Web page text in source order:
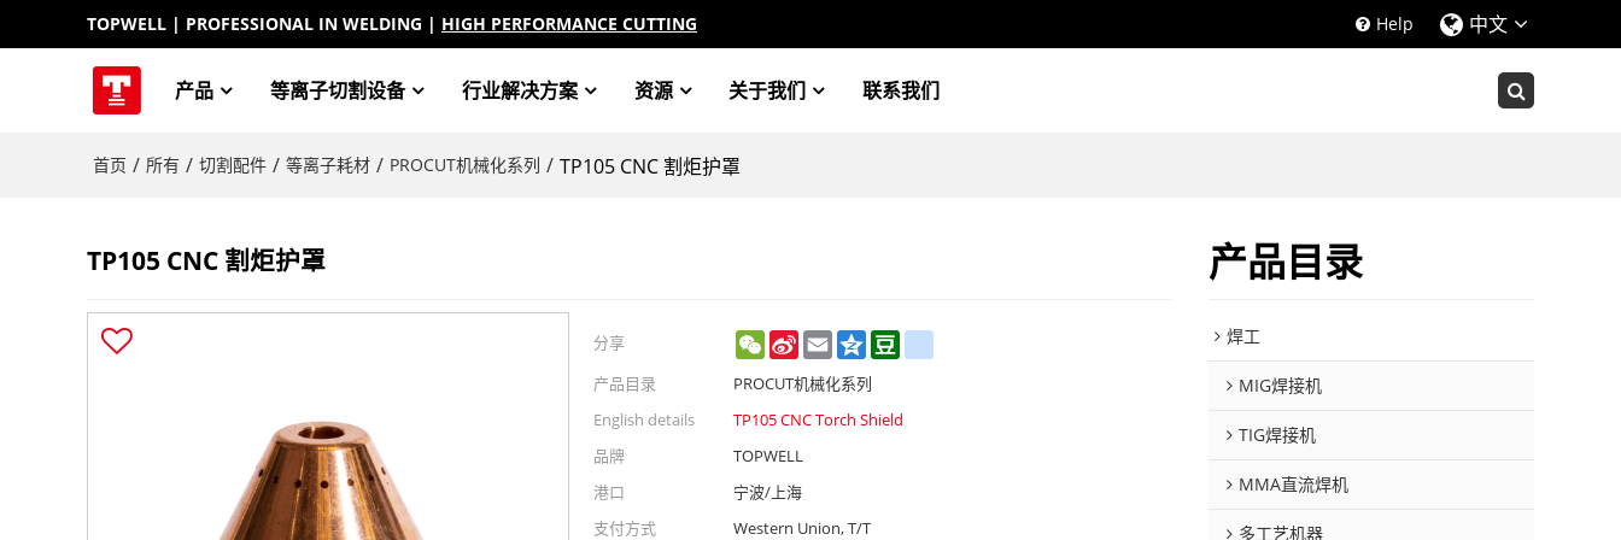
TOPWELL | PROFESSIONAL IN WELDING | HIGH PERFORMANCE CUTTING Help 中文
产品 等离子切割设备 行业解决方案 资源 关于我们 联系我们
首页 / 所有 / 切割配件 / 等离子耗材 / PROCUT机械化系列 / TP105 CNC 割炬护罩
TP105 CNC 割炬护罩
分享 WeChat
Sina
Weibo
Email Qzone
产品目录
PROCUT机械化系列
English details
TP105 CNC Torch Shield
品牌
TOPWELL
港口
宁波/上海
支付方式
Western Union, T/T
产品目录
焊工
MIG焊接机
TIG焊接机
MMA直流焊机
多工艺机器